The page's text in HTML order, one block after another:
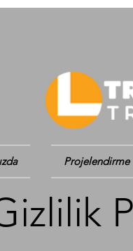
Projelendirme